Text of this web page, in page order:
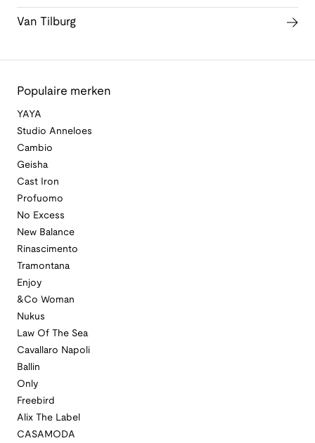
Van Tilburg
Populaire merken
YAYA
Studio Anneloes
Cambio
Geisha
Cast Iron
Profuomo
No Excess
New Balance
Rinascimento
Tramontana
Enjoy
&Co Woman
Nukus
Law Of The Sea
Cavallaro Napoli
Ballin
Only
Freebird
Alix The Label
CASAMODA